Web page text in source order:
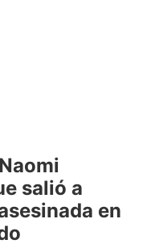
salió a
en